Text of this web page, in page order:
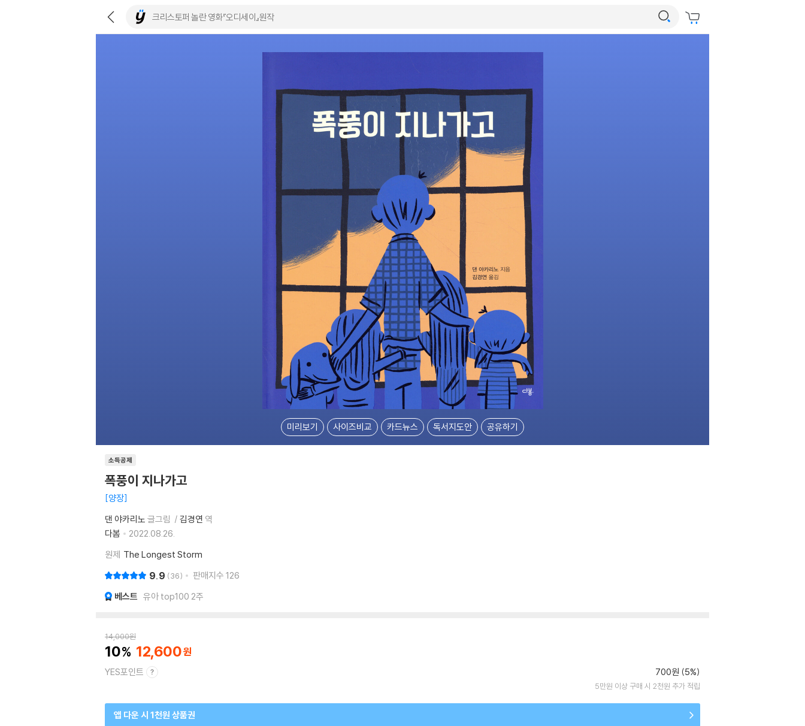
미리보기 사이즈비교 카드뉴스 독서지도안 공유하기
소득공제
폭풍이 지나가고
양장
댄 야카리노 글그림 김경연 역
다봄
2022.08.26.
원제 The Longest Storm
9.9 36 판매지수 126
베스트 유아 top100 2주
14,000원
10 12,600
YES포인트 700원 (5%)
5만원 이상 구매 시 2천원 추가 적립
앱 다운 시 1천원 상품권